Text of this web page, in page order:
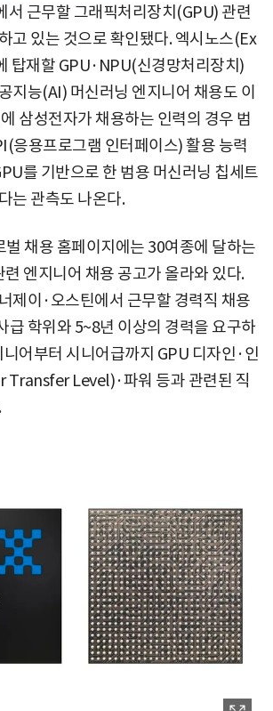
서 근무할 그래픽처리장치(GPU) 관련
고 있는 것으로 확인됐다. 엑시노스(Ex
탑재할 GPU·NPU(신경망처리장치)
지능(AI) 머신러닝 엔지니어 채용도 이
삼성전자가 채용하는 인력의 경우 범
응용프로그램 인터페이스) 활용 능력
를 기반으로 한 범용 머신러닝 칩세트
는 관측도 나온다.
벌 채용 홈페이지에는 30여종에 달하는
엔지니어 채용 공고가 올라와 있다.
제이·오스틴에서 근무할 경력직 채용
급 학위와 5~8년 이상의 경력을 요구하
어부터 시니어급까지 GPU 디자인·인
Transfer Level)·파워 등과 관련된 직